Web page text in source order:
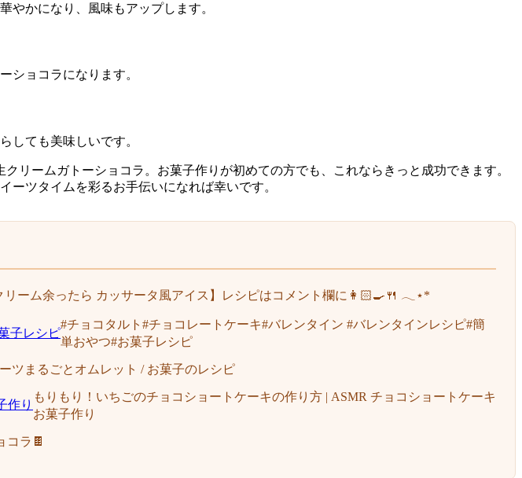
やかになり、風味もアップします。
ショコラになります。
しても美味しいです。
リームガトーショコラ。お菓子作りが初めての方でも、これならきっと成功できます。
ツタイムを彩るお手伝いになれば幸いです。
リーム余ったら カッサータ風アイス】レシピはコメント欄に👩🏻‍🍳🍴 𓂃⋆*
#チョコタルト#チョコレートケーキ#バレンタイン #バレンタインレシピ#簡
単おやつ#お菓子レシピ
ツまるごとオムレット / お菓子のレシピ
もりもり！いちごのチョコショートケーキの作り方 | ASMR チョコショートケーキ
お菓子作り
コラ🍫